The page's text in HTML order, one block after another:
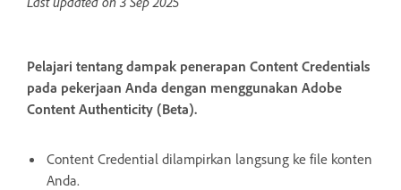
Pelajari tentang dampak penerapan Content Credentials
pada pekerjaan Anda dengan menggunakan Adobe
Content Authenticity (Beta).
Content Credential dilampirkan langsung ke file konten
Anda.